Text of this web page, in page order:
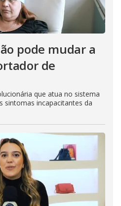
pode mudar a
de
que atua no sistema
sintomas incapacitantes da